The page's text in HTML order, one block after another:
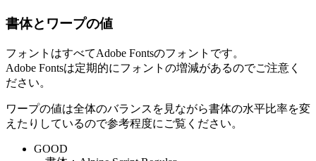
書体とワープの値
フォントはすべてAdobe Fontsのフォントです。
Adobe Fontsは定期的にフォントの増減があるのでご注意く
ださい。
ワープの値は全体のバランスを見ながら書体の水平比率を変
えたりしているので参考程度にご覧ください。
GOOD